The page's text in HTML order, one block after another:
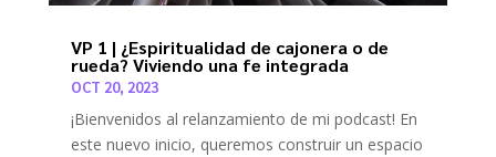
VP 1 | ¿Espiritualidad de cajonera o de
rueda? Viviendo una fe integrada
OCT 20, 2023
¡Bienvenidos al relanzamiento de mi podcast! En
este nuevo inicio, queremos construir un espacio